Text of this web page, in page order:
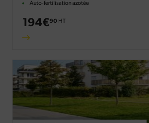
Auto-fertilisation azotée
194€90 HT